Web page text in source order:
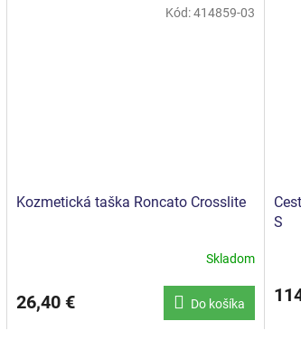
Kozmetická taška Roncato Crosslite
Skladom
26,40 € Do košíka
Kód:414859-03
S